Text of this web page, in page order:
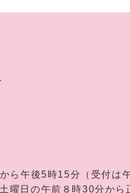
ら午後5時15分（受付は
前８時30分から正午